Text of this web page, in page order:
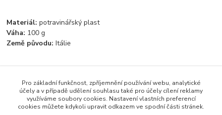
Materiál:potravinářský plast
Váha: 100 g
Země původu: Itálie
Zboží zařazeno v kategoriích
Příslušenství
Pro základní funkčnost, zpříjemnění používání webu, analytické
účely a v případě udělení souhlasu také pro účely cílení reklamy
využíváme soubory cookies. Nastavení vlastních preferencí
cookies můžete kdykoli upravit odkazem ve spodní části stránek.